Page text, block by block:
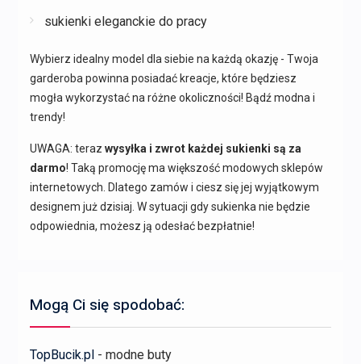
sukienki eleganckie do pracy
Wybierz idealny model dla siebie na każdą okazję - Twoja
garderoba powinna posiadać kreacje, które będziesz
mogła wykorzystać na różne okoliczności! Bądź modna i
trendy!
UWAGA: teraz wysyłka i zwrot każdej sukienki są za
darmo! Taką promocję ma większość modowych sklepów
internetowych. Dlatego zamów i ciesz się jej wyjątkowym
designem już dzisiaj. W sytuacji gdy sukienka nie będzie
odpowiednia, możesz ją odesłać bezpłatnie!
Mogą Ci się spodobać:
TopBucik.pl - modne buty